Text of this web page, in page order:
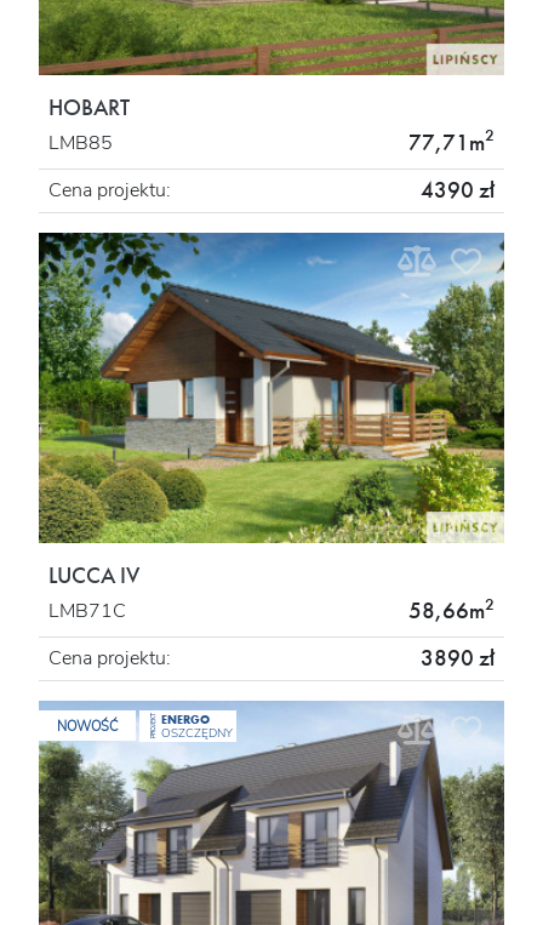
HOBART
LMB85 77,71m2
Cena projektu: 4390 zł
LUCCA IV
LMB71C 58,66m2
Cena projektu: 3890 zł
NOWOŚĆ PROJEKT ENERGO
OSZCZĘDNY